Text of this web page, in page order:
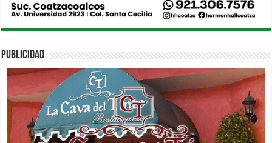
PUBLICIDAD